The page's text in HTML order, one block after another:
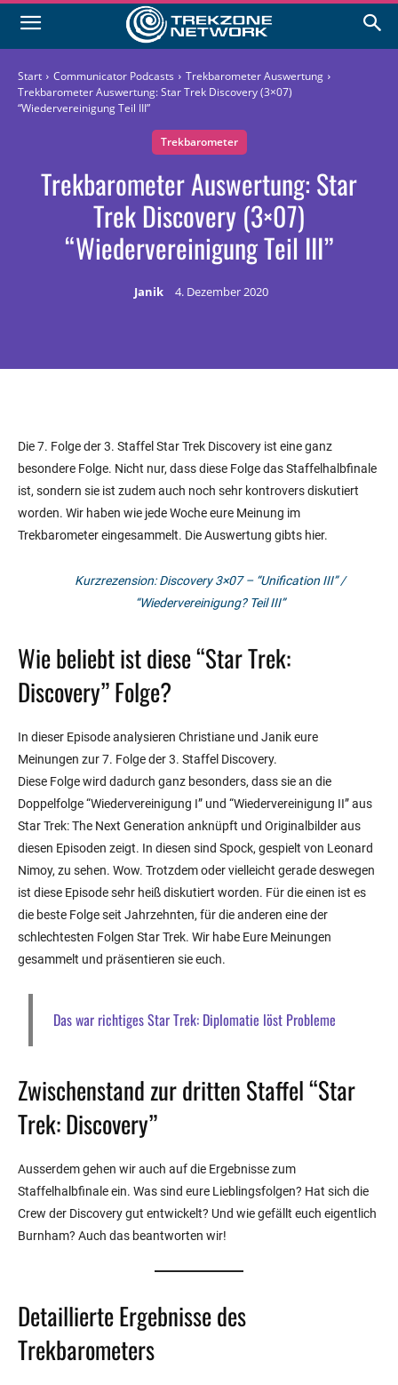
Start Communicator Podcasts
Trekbarometer Auswertung
Trekbarometer Auswertung: Star Trek Discovery (3×07)
“Wiedervereinigung Teil III”
Trekbarometer
Trekbarometer Auswertung: Star
Trek Discovery (3×07)
“Wiedervereinigung Teil III”
Janik 4. Dezember 2020
Die 7. Folge der 3. Staffel Star Trek Discovery ist eine ganz
besondere Folge. Nicht nur, dass diese Folge das Staffelhalbfinale
ist, sondern sie ist zudem auch noch sehr kontrovers diskutiert
worden. Wir haben wie jede Woche eure Meinung im
Trekbarometer eingesammelt. Die Auswertung gibts hier.
Kurzrezension: Discovery 3×07 – “Unification III” /
“Wiedervereinigung? Teil III”
Wie beliebt ist diese “Star Trek:
Discovery” Folge?
In dieser Episode analysieren Christiane und Janik eure
Meinungen zur 7. Folge der 3. Staffel Discovery.
Diese Folge wird dadurch ganz besonders, dass sie an die
Doppelfolge “Wiedervereinigung I” und “Wiedervereinigung II” aus
Star Trek: The Next Generation anknüpft und Originalbilder aus
diesen Episoden zeigt. In diesen sind Spock, gespielt von Leonard
Nimoy, zu sehen. Wow. Trotzdem oder vielleicht gerade deswegen
ist diese Episode sehr heiß diskutiert worden. Für die einen ist es
die beste Folge seit Jahrzehnten, für die anderen eine der
schlechtesten Folgen Star Trek. Wir habe Eure Meinungen
gesammelt und präsentieren sie euch.
Das war richtiges Star Trek: Diplomatie löst Probleme
Zwischenstand zur dritten Staffel “Star
Trek: Discovery”
Ausserdem gehen wir auch auf die Ergebnisse zum
Staffelhalbfinale ein. Was sind eure Lieblingsfolgen? Hat sich die
Crew der Discovery gut entwickelt? Und wie gefällt euch eigentlich
Burnham? Auch das beantworten wir!
Detaillierte Ergebnisse des
Trekbarometers